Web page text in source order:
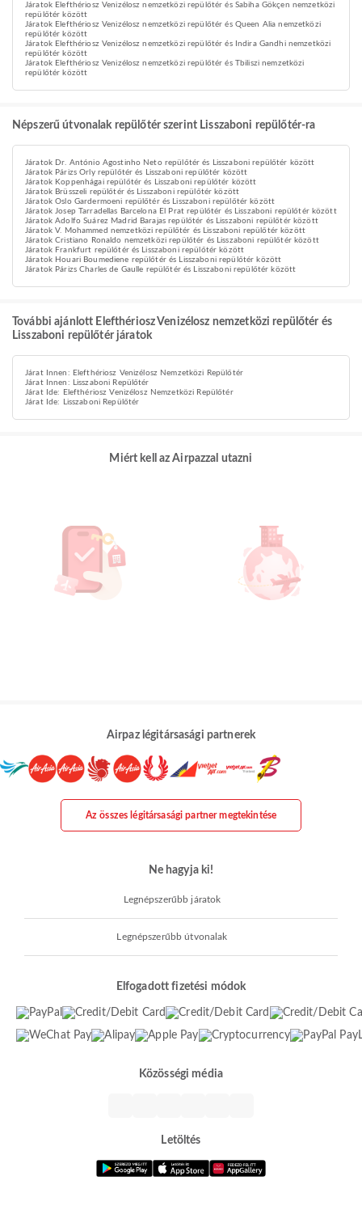
Járatok Elefthériosz Venizélosz nemzetközi repülőtér és Sabiha Gökçen nemzetközi
repülőtér között
Járatok Elefthériosz Venizélosz nemzetközi repülőtér és Queen Alia nemzetközi
repülőtér között
Járatok Elefthériosz Venizélosz nemzetközi repülőtér és Indira Gandhi nemzetközi
repülőtér között
Járatok Elefthériosz Venizélosz nemzetközi repülőtér és Tbiliszi nemzetközi
repülőtér között
Népszerű útvonalak repülőtér szerint Lisszaboni repülőtér-ra
Járatok Dr. António Agostinho Neto repülőtér és Lisszaboni repülőtér között
Járatok Párizs Orly repülőtér és Lisszaboni repülőtér között
Járatok Koppenhágai repülőtér és Lisszaboni repülőtér között
Járatok Brüsszeli repülőtér és Lisszaboni repülőtér között
Járatok Oslo Gardermoeni repülőtér és Lisszaboni repülőtér között
Járatok Josep Tarradellas Barcelona El Prat repülőtér és Lisszaboni repülőtér között
Járatok Adolfo Suárez Madrid Barajas repülőtér és Lisszaboni repülőtér között
Járatok V. Mohammed nemzetközi repülőtér és Lisszaboni repülőtér között
Járatok Cristiano Ronaldo nemzetközi repülőtér és Lisszaboni repülőtér között
Járatok Frankfurt repülőtér és Lisszaboni repülőtér között
Járatok Houari Boumediene repülőtér és Lisszaboni repülőtér között
Járatok Párizs Charles de Gaulle repülőtér és Lisszaboni repülőtér között
További ajánlott Elefthériosz Venizélosz nemzetközi repülőtér és
Lisszaboni repülőtér járatok
Járat Innen: Elefthériosz Venizélosz Nemzetközi Repülőtér
Járat Innen: Lisszaboni Repülőtér
Járat Ide: Elefthériosz Venizélosz Nemzetközi Repülőtér
Járat Ide: Lisszaboni Repülőtér
Miért kell az Airpazzal utazni
Airpaz légitársasági partnerek
Az összes légitársasági partner megtekintése
Ne hagyja ki!
Legnépszerűbb járatok
Legnépszerűbb útvonalak
Elfogadott fizetési módok
Közösségi média
Letöltés